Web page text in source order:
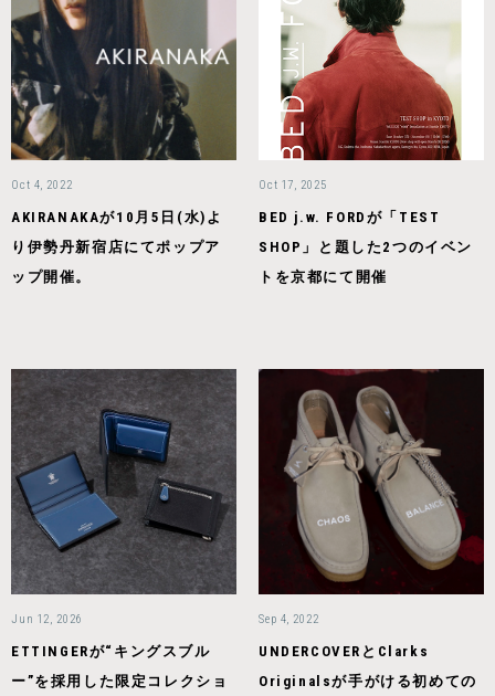
Oct 4, 2022
AKIRANAKAが10月5日(水)よ
り伊勢丹新宿店にてポップア
ップ開催。
Oct 17, 2025
BED j.w. FORDが「TEST
SHOP」と題した2つのイベン
トを京都にて開催
Jun 12, 2026
ETTINGERが“キングスブル
ー”を採用した限定コレクショ
Sep 4, 2022
UNDERCOVERとClarks
Originalsが手がける初めての